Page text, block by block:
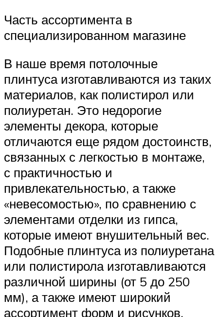
Часть ассортимента в
специализированном магазине
В наше время потолочные
плинтуса изготавливаются из таких
материалов, как полистирол или
полиуретан. Это недорогие
элементы декора, которые
отличаются еще рядом достоинств,
связанных с легкостью в монтаже,
с практичностью и
привлекательностью, а также
«невесомостью», по сравнению с
элементами отделки из гипса,
которые имеют внушительный вес.
Подобные плинтуса из полиуретана
или полистирола изготавливаются
различной ширины (от 5 до 250
мм), а также имеют широкий
ассортимент форм и рисунков,